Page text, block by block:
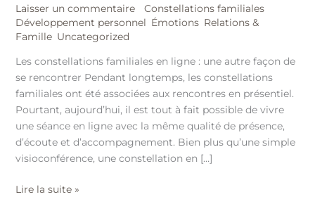
Laisser un commentaire Constellations familiales,
Développement personnel Émotions, Relations &
Famille, Uncategorized
Les constellations familiales en ligne : une autre façon de
se rencontrer Pendant longtemps, les constellations
familiales ont été associées aux rencontres en présentiel.
Pourtant, aujourd’hui, il est tout à fait possible de vivre
une séance en ligne avec la même qualité de présence,
d’écoute et d’accompagnement. Bien plus qu’une simple
visioconférence, une constellation en […]
en
ligne
Lire la suite »